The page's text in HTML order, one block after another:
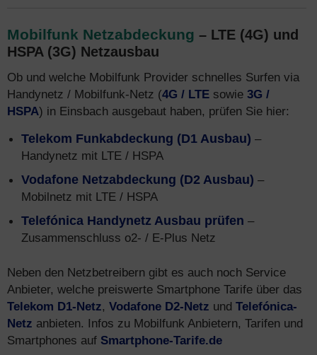
Mobilfunk Netzabdeckung – LTE (4G) und
HSPA (3G) Netzausbau
Ob und welche Mobilfunk Provider schnelles Surfen via
Handynetz / Mobilfunk-Netz (4G / LTE sowie 3G /
HSPA) in Einsbach ausgebaut haben, prüfen Sie hier:
Telekom Funkabdeckung (D1 Ausbau) –
Handynetz mit LTE / HSPA
Vodafone Netzabdeckung (D2 Ausbau) –
Mobilnetz mit LTE / HSPA
Telefónica Handynetz Ausbau prüfen –
Zusammenschluss o2- / E-Plus Netz
Neben den Netzbetreibern gibt es auch noch Service
Anbieter, welche preiswerte Smartphone Tarife über das
Telekom D1-Netz, Vodafone D2-Netz und Telefónica-
Netz anbieten. Infos zu Mobilfunk Anbietern, Tarifen und
Smartphones auf Smartphone-Tarife.de